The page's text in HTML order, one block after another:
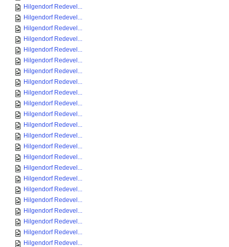
Hilgendorf Redevel...
Hilgendorf Redevel...
Hilgendorf Redevel...
Hilgendorf Redevel...
Hilgendorf Redevel...
Hilgendorf Redevel...
Hilgendorf Redevel...
Hilgendorf Redevel...
Hilgendorf Redevel...
Hilgendorf Redevel...
Hilgendorf Redevel...
Hilgendorf Redevel...
Hilgendorf Redevel...
Hilgendorf Redevel...
Hilgendorf Redevel...
Hilgendorf Redevel...
Hilgendorf Redevel...
Hilgendorf Redevel...
Hilgendorf Redevel...
Hilgendorf Redevel...
Hilgendorf Redevel...
Hilgendorf Redevel...
Hilgendorf Redevel...